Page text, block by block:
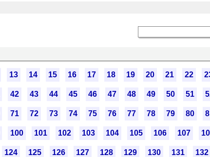
13 14 15 16 17 18 19 20 21 22
42 43 44 45 46 47 48 49 50 51
71 72 73 74 75 76 77 78 79 80
100 101 102 103 104 105 106 107
124 125 126 127 128 129 130 131 132